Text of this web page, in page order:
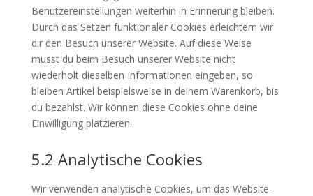
Benutzereinstellungen weiterhin in Erinnerung bleiben.
Durch das Setzen funktionaler Cookies erleichtern wir
dir den Besuch unserer Website. Auf diese Weise
musst du beim Besuch unserer Website nicht
wiederholt dieselben Informationen eingeben, so
bleiben Artikel beispielsweise in deinem Warenkorb, bis
du bezahlst. Wir können diese Cookies ohne deine
Einwilligung platzieren.
5.2 Analytische Cookies
Wir verwenden analytische Cookies, um das Website-